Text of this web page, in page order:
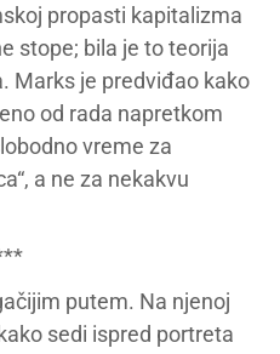
propasti kapitalizma
stope; bila je to teorija
Marks je predviđao kako
od rada napretkom
vreme za
a ne za nekakvu
putem. Na njenoj
sedi ispred portreta